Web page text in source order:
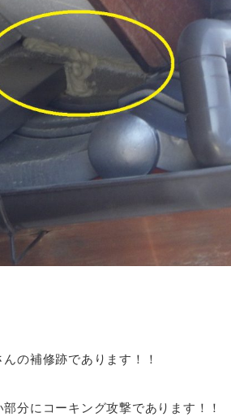
の補修跡であります！！
分にコーキング攻撃であります！！